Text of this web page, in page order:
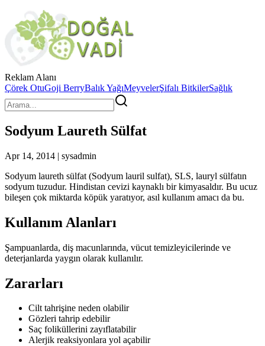
Reklam Alanı
Çörek OtuGoji BerryBalık YağıMeyvelerŞifalı BitkilerSağlık
Sodyum Laureth Sülfat
Apr 14, 2014 | sysadmin
Sodyum laureth sülfat (Sodyum lauril sulfat), SLS, lauryl sülfatın
sodyum tuzudur. Hindistan cevizi kaynaklı bir kimyasaldır. Bu ucuz
bileşen çok miktarda köpük yaratıyor, asıl kullanım amacı da bu.
Kullanım Alanları
Şampuanlarda, diş macunlarında, vücut temizleyicilerinde ve
deterjanlarda yaygın olarak kullanılır.
Zararları
Cilt tahrişine neden olabilir
Gözleri tahrip edebilir
Saç foliküllerini zayıflatabilir
Alerjik reaksiyonlara yol açabilir